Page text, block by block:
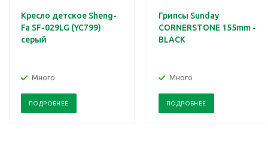
Кресло детское Sheng-
Fa SF-029LG (YC799)
серый
Много
ПОДРОБНЕЕ
Грипсы Sunday
CORNERSTONE 155mm -
BLACK
Много
ПОДРОБНЕЕ